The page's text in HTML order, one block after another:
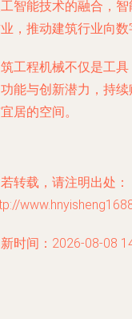
智能技术的融合，
，推动建筑行业向数
工程机械不仅是工
能与创新潜力，持
居的空间。
转载，请注明出处：
时间：2026-08-08